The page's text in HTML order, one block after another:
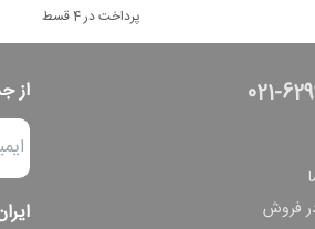
پرداخت در 4 قسط
021-
فروش
از